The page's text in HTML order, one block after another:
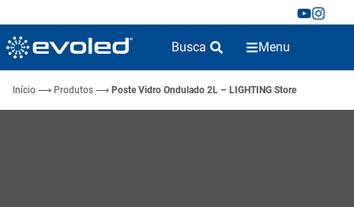
Menu
Busca
Início ⟶ Produtos ⟶ Poste Vidro Ondulado 2L – LIGHTING Store